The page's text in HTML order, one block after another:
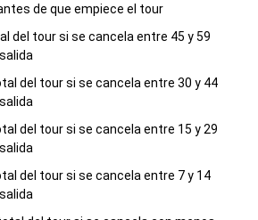
de que empiece el tour
del tour si se cancela entre 45 y 59
del tour si se cancela entre 30 y 44
del tour si se cancela entre 15 y 29
del tour si se cancela entre 7 y 14